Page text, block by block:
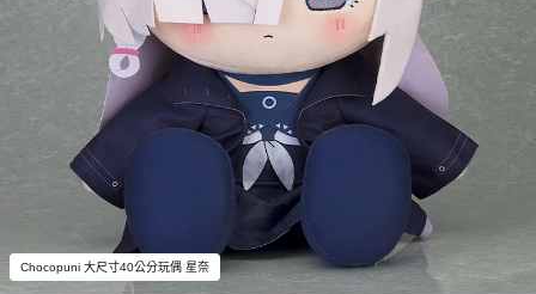
Chocopuni 大尺寸40公分玩偶 星奈